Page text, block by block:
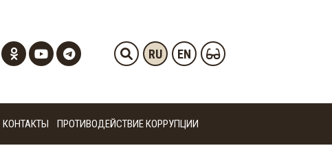
RU EN
КОНТАКТЫ ПРОТИВОДЕЙСТВИЕ КОРРУПЦИИ